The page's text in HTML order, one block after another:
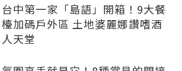
台中第一家「島語」開箱！9大餐
檯加碼戶外區 土地婆麗娜讚嗜酒
人天堂